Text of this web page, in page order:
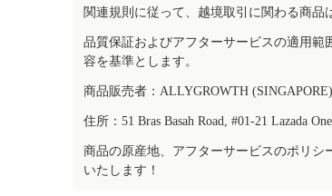
関連規則に従って、越境取引に関わる商品
品質保証およびアフターサービスの適用
容を基準とします。
商品販売者：ALLYGROWTH
住所：51 Bras Basah Road, #01-21 Lazada
商品の原産地、アフターサービスのポリ
いたします！